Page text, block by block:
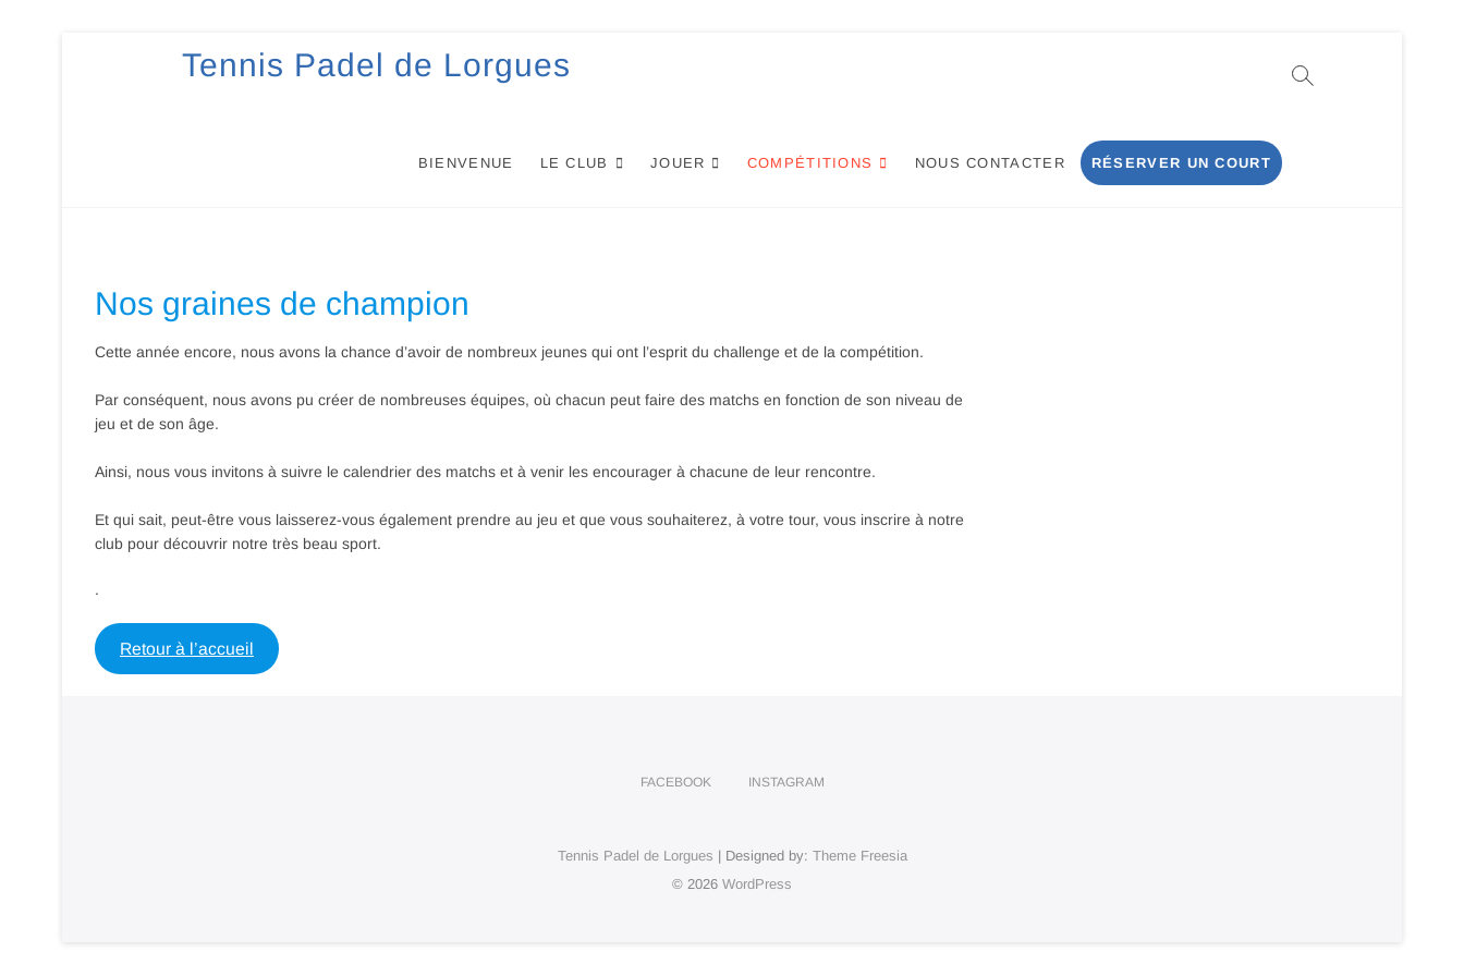
Tennis Padel de Lorgues
BIENVENUE LE CLUB JOUER COMPÉTITIONS NOUS CONTACTER RÉSERVER UN COURT
Nos graines de champion
Cette année encore, nous avons la chance d’avoir de nombreux jeunes qui ont l’esprit du challenge et de la compétition.
Par conséquent, nous avons pu créer de nombreuses équipes, où chacun peut faire des matchs en fonction de son niveau de
jeu et de son âge.
Ainsi, nous vous invitons à suivre le calendrier des matchs et à venir les encourager à chacune de leur rencontre.
Et qui sait, peut-être vous laisserez-vous également prendre au jeu et que vous souhaiterez, à votre tour, vous inscrire à notre
club pour découvrir notre très beau sport.
.
Retour à l’accueil
FACEBOOK INSTAGRAM
Tennis Padel de Lorgues | Designed by: Theme Freesia
© 2026 WordPress